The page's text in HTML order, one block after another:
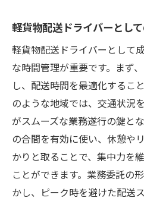
軽貨物配送ドライバーとし
軽貨物配送ドライバーとして
な時間管理が重要です。まず
し、配送時間を最適化するこ
のような地域では、交通状況
がスムーズな業務遂行の鍵と
の合間を有効に使い、休憩や
かりと取ることで、集中力を
ことができます。業務委託の
かし、ピーク時を避けた配送